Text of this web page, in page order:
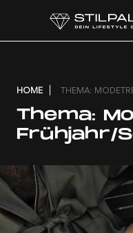
HOME THEMA:
Thema:
Frühjahr/